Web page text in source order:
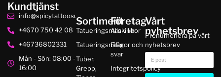
Kundtjänst
info@spicytattoosupplies.se
+4670 750 42 08
+46736802331
Mån - Sön: 08:00 -
16:00
Sortiment
Tatueringsmaskiner
Tatueringsnålar
Tuber,
Grepp,
Företag
Alla villkor
Frågor och
svar
Integritetspolicy
Vårt
nyhetsbrev
Prenumenera på vårt
nyhetsbrev